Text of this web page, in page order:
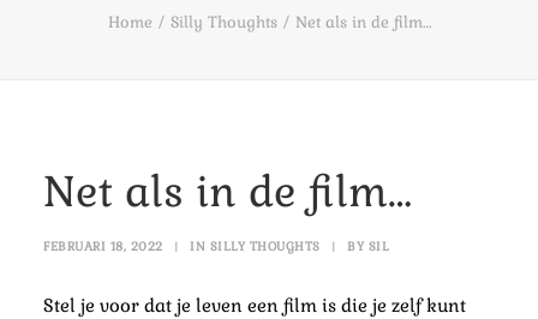
DIT BEN IK!
Home Silly Thoughts Net als in de film…
Net als in de film…
FEBRUARI 18, 2022 | IN SILLY THOUGHTS | BY SIL
Stel je voor dat je leven een film is die je zelf kunt